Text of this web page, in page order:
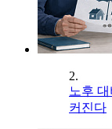
2.
노후
커진다